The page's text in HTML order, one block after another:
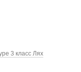
3 класс Лях